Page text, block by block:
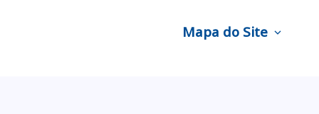
Mapa do Site expand_more